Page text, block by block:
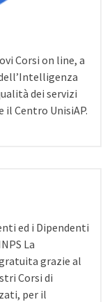
Corsi on line, a
dei servizi
Centro UnisiAP.
ed i Dipendenti
La
grazie al
Corsi di
per il